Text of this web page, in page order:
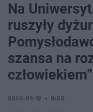
projektu: „To szansa na
Na
ruszyły
szansa na
człowiekiem”
2022-01-12 8:05